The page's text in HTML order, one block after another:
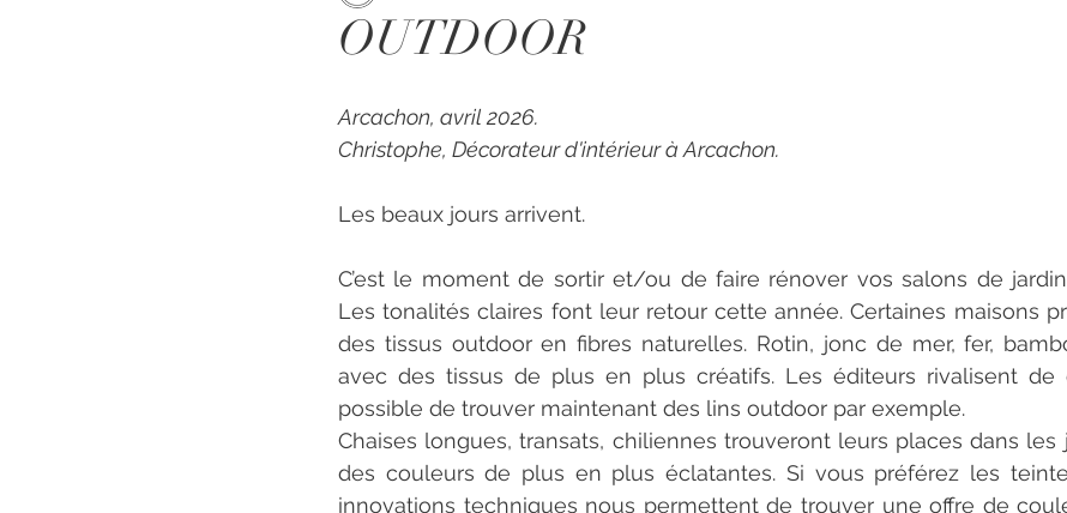
OUTDOOR
Arcachon, avril 2026.
Christophe, Décorateur d'intérieur à Arcachon.
Les beaux jours arrivent.
C’est le moment de sortir et/ou de faire rénover vos salons de
Les tonalités claires font leur retour cette année. Certaines maisons
des tissus outdoor en fibres naturelles. Rotin, jonc de mer, fer,
avec des tissus de plus en plus créatifs. Les éditeurs rivalisent de
possible de trouver maintenant des lins outdoor par exemple.
Chaises longues, transats, chiliennes trouveront leurs places dans les
des couleurs de plus en plus éclatantes. Si vous préférez les
innovations techniques nous permettent de trouver une offre de